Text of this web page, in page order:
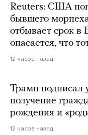
Reuters: США
бывшего
отбывает срок в
опасается, что
12 часов назад
Трамп подписал
получение
рождения и
12 часов назад